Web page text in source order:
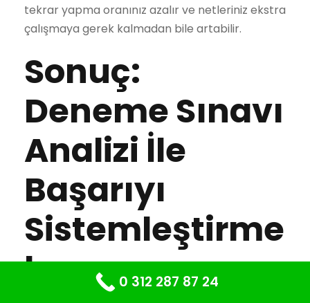
tekrar yapma oranınız azalır ve netleriniz ekstra
çalışmaya gerek kalmadan bile artabilir.
Sonuç:
Deneme Sınavı
Analizi İle
Başarıyı
Sistemleştirme
k
0 312 287 87 24